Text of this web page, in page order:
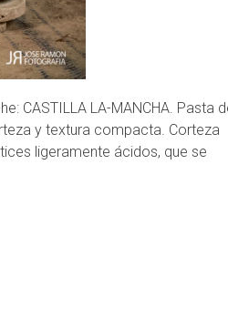
CASTILLA LA-MANCHA. Pasta
y textura compacta. Corteza
ligeramente ácidos, que se